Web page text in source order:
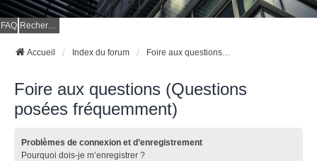
FAQ Rechercher
Accueil Index du forum Foire aux questions (Questions posées fréquemment)
Foire aux questions (Questions
posées fréquemment)
Problèmes de connexion et d’enregistrement
Pourquoi dois-je m’enregistrer ?